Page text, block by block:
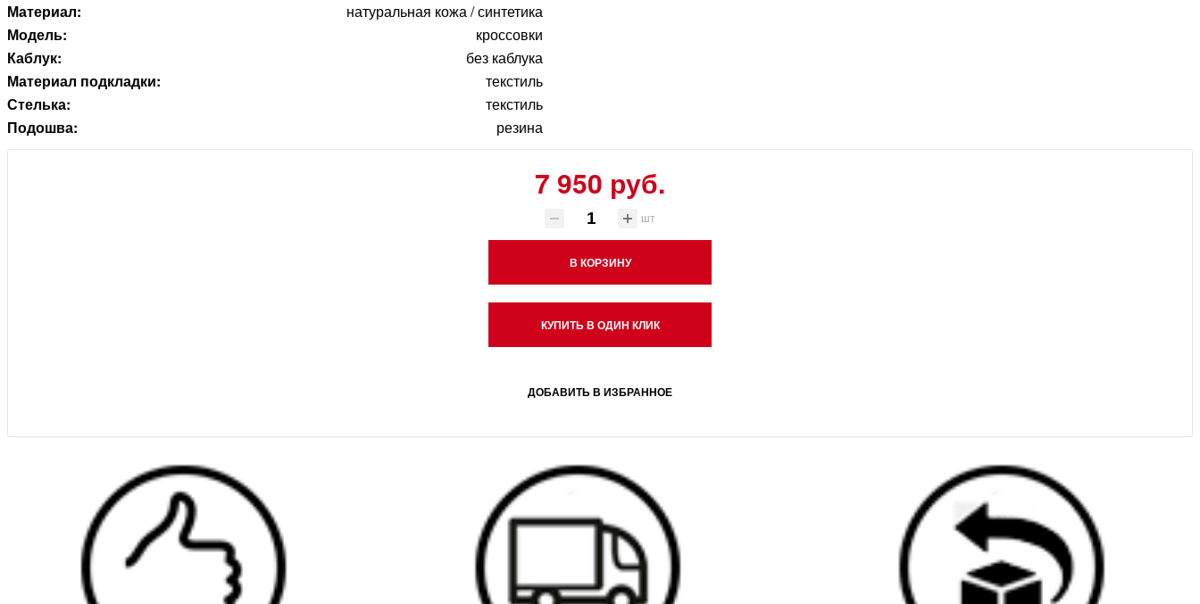
Материал:
натуральная кожа / синтетика
Модель:
кроссовки
Каблук:
без каблука
Материал подкладки:
текстиль
Стелька:
текстиль
Подошва:
резина
7 950 руб.
шт
В КОРЗИНУ
КУПИТЬ В ОДИН КЛИК
ДОБАВИТЬ В ИЗБРАННОЕ